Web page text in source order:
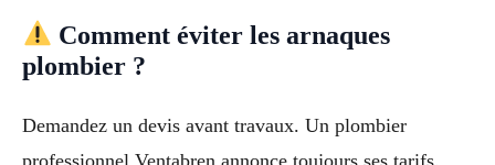
Comment éviter les arnaques
plombier ?
Demandez un devis avant travaux. Un plombier
professionnel Ventabren annonce toujours ses tarifs.